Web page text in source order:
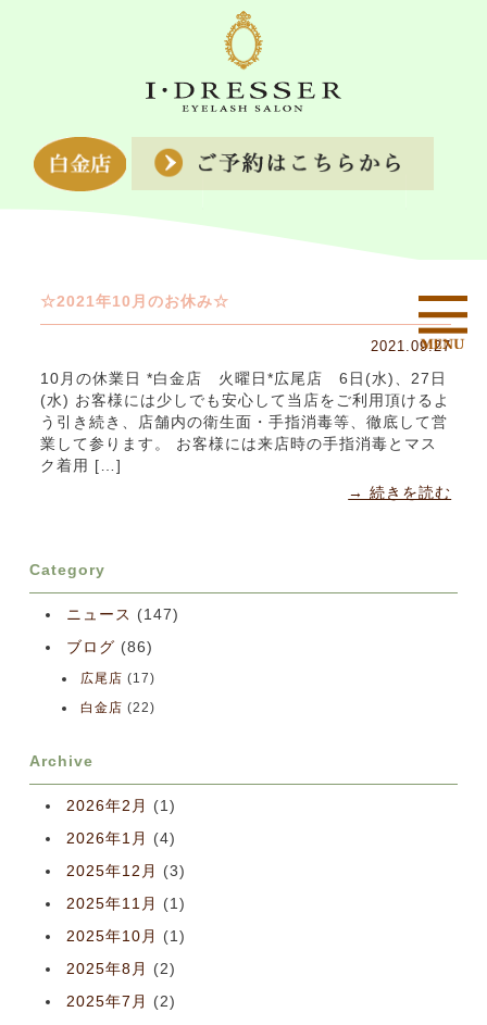
☆2021年10月のお休み☆
2021.09.27
10月の休業日 *白金店 火曜日*広尾店 6日(水)、27日
(水) お客様には少しでも安心して当店をご利用頂けるよ
う引き続き、店舗内の衛生面・手指消毒等、徹底して営
業して参ります。 お客様には来店時の手指消毒とマス
ク着用 […]
→ 続きを読む
Category
ニュース (147)
ブログ (86)
広尾店 (17)
白金店 (22)
Archive
2026年2月
(1)
2026年1月
(4)
2025年12月
(3)
2025年11月
(1)
2025年10月
(1)
2025年8月
(2)
2025年7月
(2)